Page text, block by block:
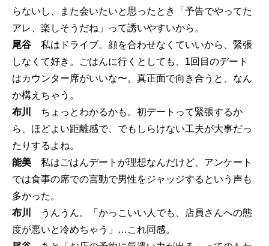
らないし、また会いたいと思ったとき「予告でやってた
アレ、楽しそうだね」って誘いやすいから。
尾谷 私はドライブ。顔を合わせなくていいから、緊張
しなくて好き。ごはんに行くとしても、1回目のデート
はカウンター席がいいな〜。真正面で向き合うと、なん
か構えちゃう。
布川
ちょっとわかるかも。初デートって緊張するか
ら、ほどよい距離感で、でもしらけない工夫が大事だっ
たりするよね。
能美 私はごはんデートが理想なんだけど、アンケート
では食事の席での言動で男性をジャッジするという声も
多かった。
布川
うんうん。「かっこいい人でも、店員さんへの態
度が悪いと冷めちゃう」…これ同感。